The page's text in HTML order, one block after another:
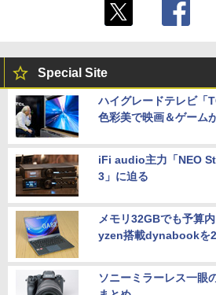
Special Site
ハイグレードテレビ「
色彩美で映画＆ゲーム
iFi audio主力「NEO
3」に迫る
メモリ32GBでも予算
yzen搭載dynabookを
ソニーミラーレス一眼